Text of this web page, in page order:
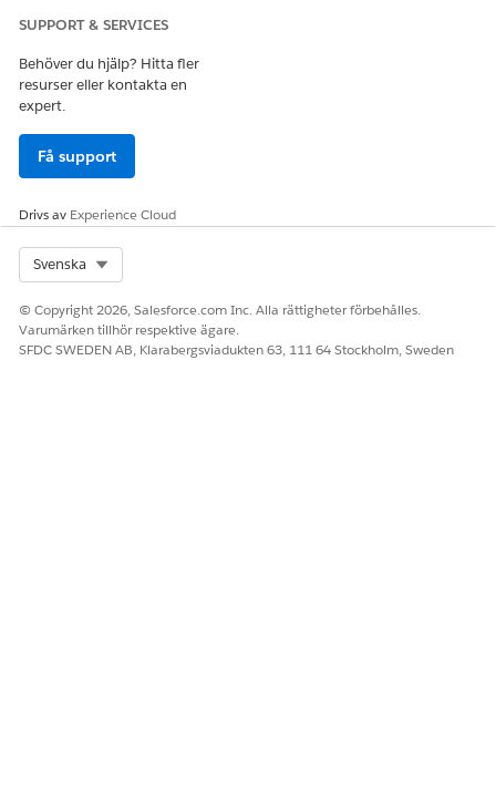
LÖSTE DENNA ARTIKEL DITT PROBLEM?
Berätta för oss vad vi kan förbättra!
SUPPORT & SERVICES
Behöver du hjälp? Hitta fler
resurser eller kontakta en
expert.
Få support
Drivs av Experience Cloud
Svenska
© Copyright 2026, Salesforce.com Inc. Alla rättigheter förbehålles.
Varumärken tillhör respektive ägare.
SFDC SWEDEN AB, Klarabergsviadukten 63, 111 64 Stockholm, Sweden